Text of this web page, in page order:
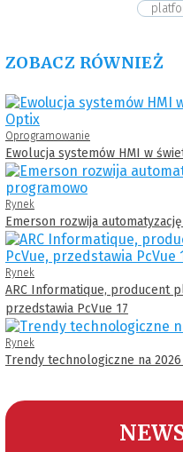
ZOBACZ RÓWNIEŻ
Oprogramowanie
Ewolucja systemów HMI w
Rynek
Emerson rozwija
Rynek
ARC Informatique, producent
przedstawia PcVue 17
Rynek
Trendy technologiczne na